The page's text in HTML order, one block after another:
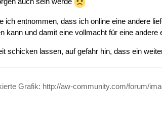
ich entnommen, dass ich online eine andere
kann und damit eine vollmacht für eine andere
schicken lassen, auf gefahr hin, dass ein
Grafik: http://aw-community.com/forum/